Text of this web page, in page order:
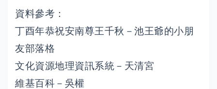
資料參考：
丁酉年恭祝安南尊王千秋－池王爺的小朋
友部落格
文化資源地理資訊系統－天清宮
維基百科－吳權